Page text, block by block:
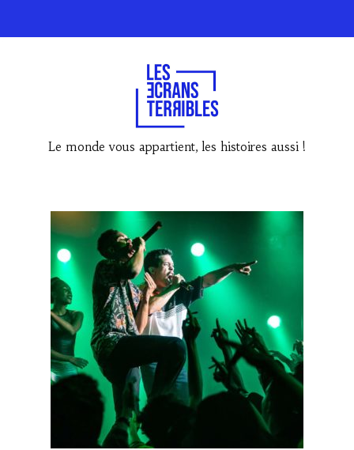
Le monde vous appartient, les histoires aussi !